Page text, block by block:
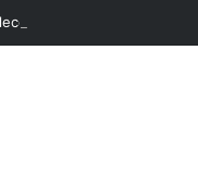
Basit Maskeler